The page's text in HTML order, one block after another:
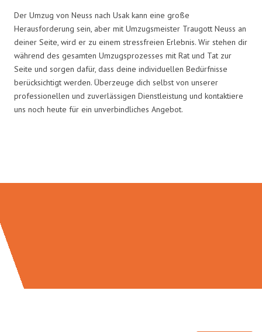
Der Umzug von Neuss nach Usak kann eine große
Herausforderung sein, aber mit Umzugsmeister Traugott Neuss an
deiner Seite, wird er zu einem stressfreien Erlebnis. Wir stehen dir
während des gesamten Umzugsprozesses mit Rat und Tat zur
Seite und sorgen dafür, dass deine individuellen Bedürfnisse
berücksichtigt werden. Überzeuge dich selbst von unserer
professionellen und zuverlässigen Dienstleistung und kontaktiere
uns noch heute für ein unverbindliches Angebot.